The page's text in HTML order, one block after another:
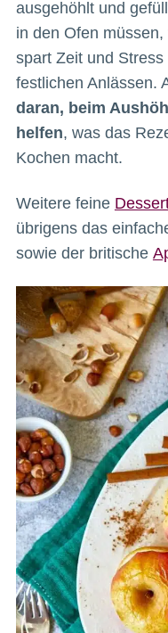
ausgehöhlt und
in den Ofen
spart Zeit und
festlichen Anlässen.
daran, beim
helfen, was das
Kochen macht.
Weitere feine
übrigens das
sowie der britische